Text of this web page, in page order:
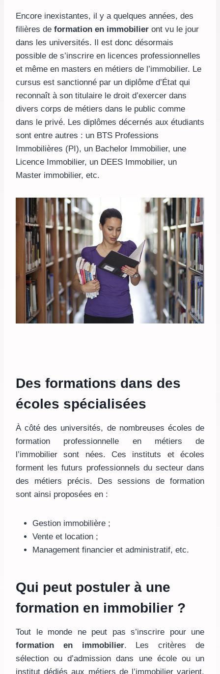
Encore inexistantes, il y a quelques années, des
filières de formation en immobilier ont vu le jour
dans les universités. Il est donc désormais
possible de s’inscrire en licences professionnelles
et même en masters en métiers de l’immobilier. Le
cursus est sanctionné par un diplôme d’État qui
reconnaît à son titulaire le droit d’exercer dans
divers corps de métiers dans le public comme
dans le privé. Les diplômes décernés aux étudiants
sont entre autres : un BTS Professions
Immobilières (PI), un Bachelor Immobilier, une
Licence Immobilier, un DEES Immobilier, un
Master immobilier, etc.
Des formations dans des
écoles spécialisées
À côté des universités, de nombreuses écoles de
formation professionnelle en métiers de
l’immobilier sont nées. Ces instituts et écoles
forment les futurs professionnels du secteur dans
des métiers précis. Des sessions de formation
sont ainsi proposées en :
Gestion immobilière ;
Vente et location ;
Management financier et administratif, etc.
Qui peut postuler à une
formation en immobilier ?
Tout le monde ne peut pas s’inscrire pour une
formation en immobilier. Les critères de
sélection ou d’admission dans une école ou un
institut dédiés aux métiers de l’immobilier varient.